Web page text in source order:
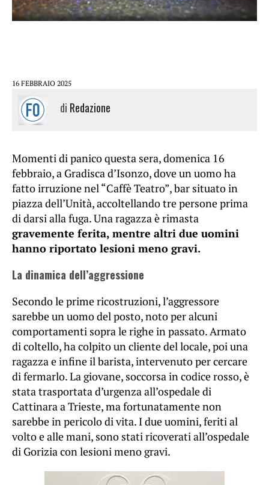
16 FEBBRAIO 2025
di Redazione
Momenti di panico questa sera, domenica 16
febbraio, a Gradisca d’Isonzo, dove un uomo ha
fatto irruzione nel “Caffè Teatro”, bar situato in
piazza dell’Unità, accoltellando tre persone prima
di darsi alla fuga. Una ragazza è rimasta
gravemente ferita, mentre altri due uomini
hanno riportato lesioni meno gravi.
La dinamica dell’aggressione
Secondo le prime ricostruzioni, l’aggressore
sarebbe un uomo del posto, noto per alcuni
comportamenti sopra le righe in passato. Armato
di coltello, ha colpito un cliente del locale, poi una
ragazza e infine il barista, intervenuto per cercare
di fermarlo. La giovane, soccorsa in codice rosso, è
stata trasportata d’urgenza all’ospedale di
Cattinara a Trieste, ma fortunatamente non
sarebbe in pericolo di vita. I due uomini, feriti al
volto e alle mani, sono stati ricoverati all’ospedale
di Gorizia con lesioni meno gravi.